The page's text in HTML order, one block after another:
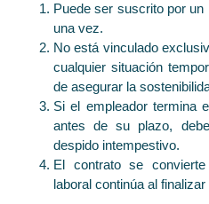
Puede ser suscrito por
una vez.
No está vinculado
cualquier situación
de asegurar la
Si el empleador termina
antes de su plazo,
despido intempestivo.
El contrato se
laboral continúa al finalizar